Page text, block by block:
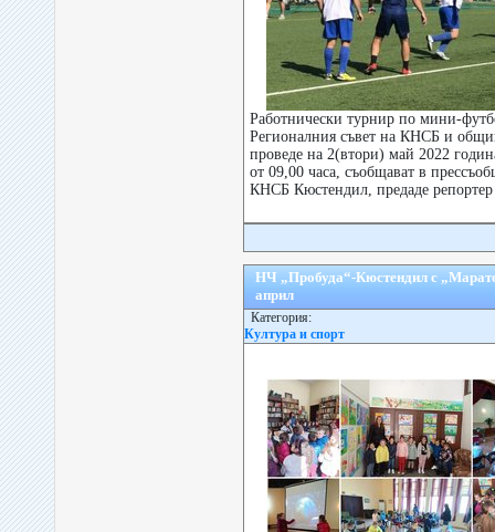
Работнически турнир по мини-
Регионалния съвет на КНСБ и
проведе на 2(втори) май 2022
от 09,00 часа, съобщават в
КНСБ Кюстендил, предаде
НЧ „Пробуда“-Кюстендил с
април
Категория:
Култура и спорт